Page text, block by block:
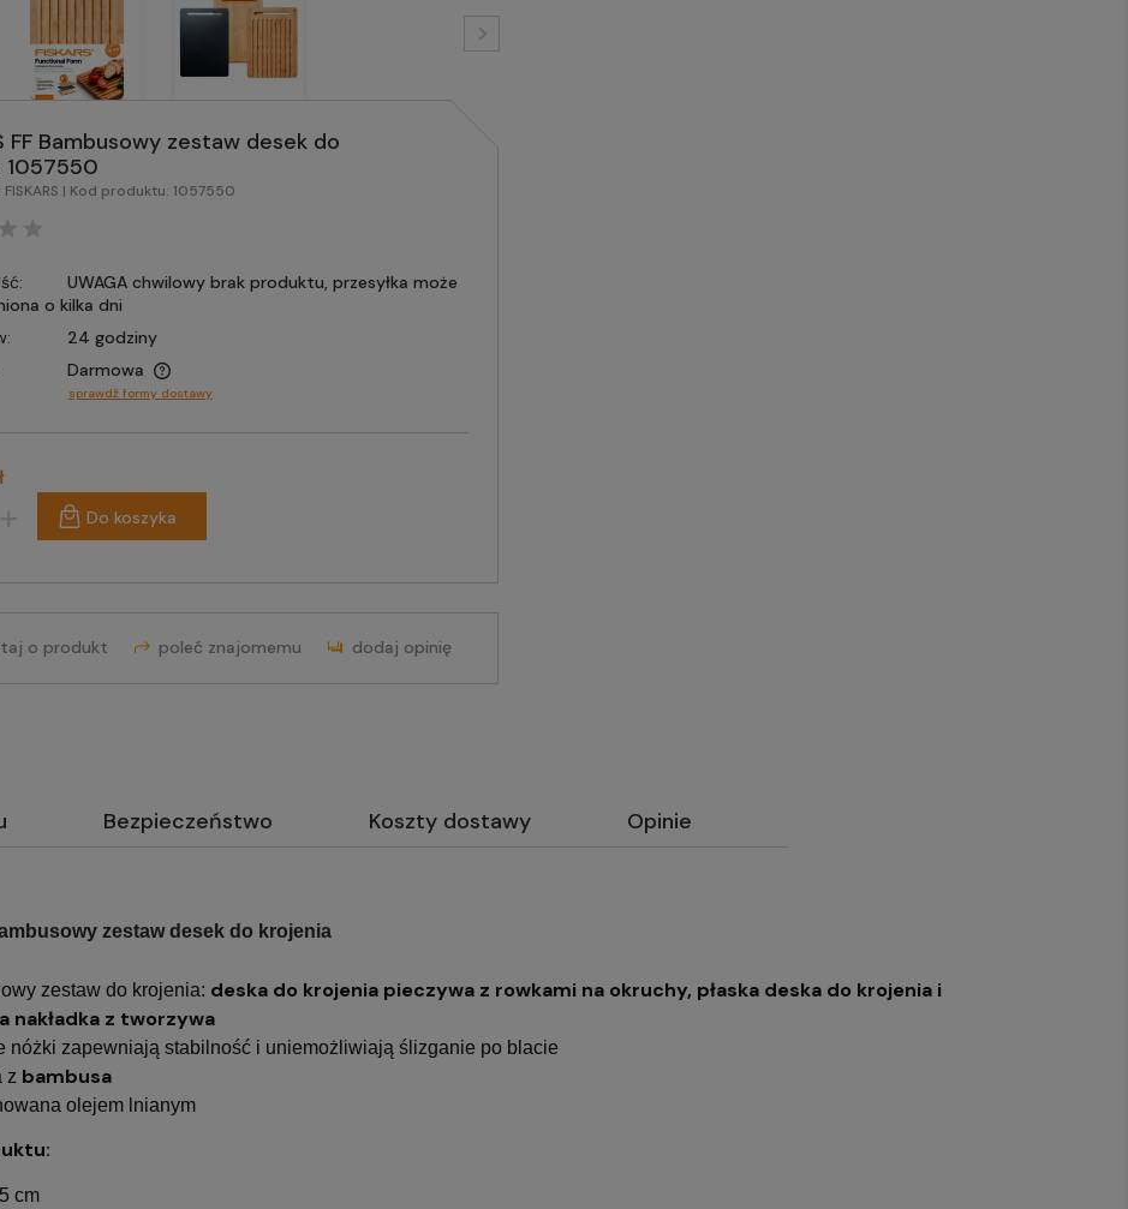
FF Bambusowy zestaw desek do
1057550
FISKARS | Kod produktu: 1057550
UWAGA chwilowy brak produktu, przesyłka może
o kilka dni
24 godziny
Darmowa
sprawdź formy dostawy
Do koszyka
o produkt poleć znajomemu dodaj opinię
Bezpieczeństwo Koszty dostawy Opinie
zestaw desek do krojenia
zestaw do krojenia: deska do krojenia pieczywa z rowkami na okruchy, płaska deska do krojenia i
nakładka z tworzywa
nóżki zapewniają stabilność i uniemożliwiają ślizganie po blacie
z bambusa
olejem lnianym
cm